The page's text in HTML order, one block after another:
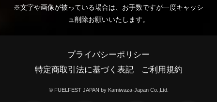
※文字や画像が被っている場合は、お手数ですが一度キャッシ
ュ削除お願いいたします。
プライバシーポリシー
特定商取引法に基づく表記
ご利用規約
© FUELFEST JAPAN by Kamiwaza-Japan Co.,Ltd.